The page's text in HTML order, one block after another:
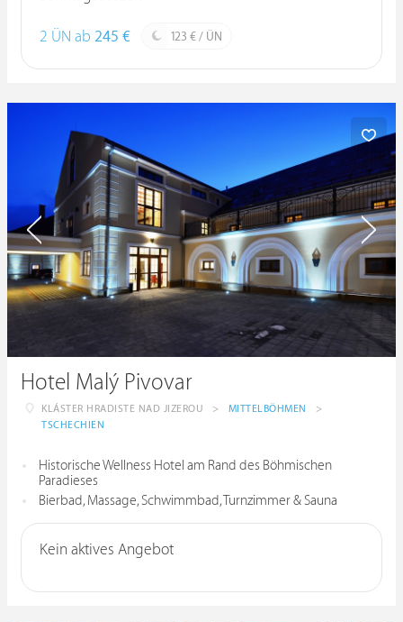
2 ÜN ab 245 € 123 € / ÜN
Hotel Malý Pivovar
KLÁSTER HRADISTE NAD JIZEROU > MITTELBÖHMEN
>
TSCHECHIEN
Historische Wellness Hotel am Rand des Böhmischen
Paradieses
Bierbad, Massage, Schwimmbad, Turnzimmer & Sauna
Kein aktives Angebot